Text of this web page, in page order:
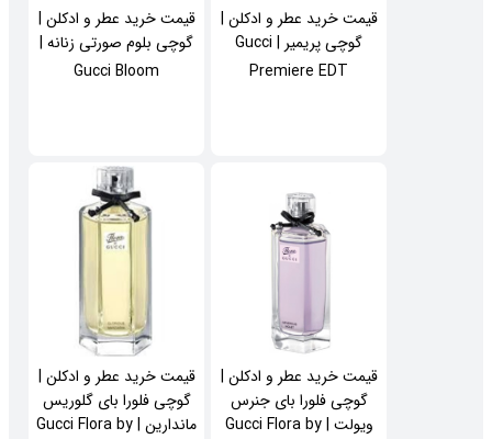
قیمت خرید عطر و ادکلن |
گوچی بلوم صورتی زنانه |
Gucci Bloom
قیمت خرید عطر و ادکلن |
گوچی پریمیر | Gucci
Premiere EDT
قیمت خرید عطر و ادکلن |
گوچی فلورا بای گلوریس
ماندارین | Gucci Flora by
قیمت خرید عطر و ادکلن |
گوچی فلورا بای جنرس
ویولت | Gucci Flora by